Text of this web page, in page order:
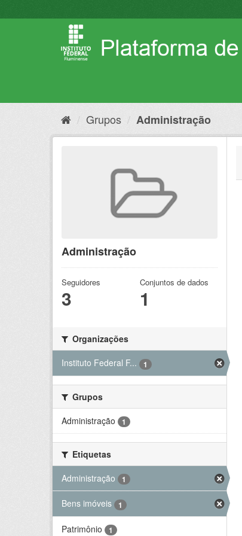
para
Grupos Administração
Administração
Seguidores
3
Conjuntos de dados
1
Organizações
Instituto Federal F...
1
Grupos
Administração
1
Etiquetas
Administração
1
Bens imóveis 1
Patrimônio 1